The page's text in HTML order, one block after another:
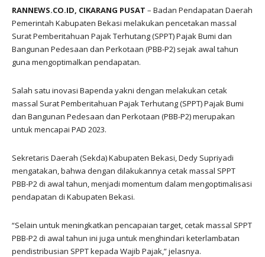
RANNEWS.CO.ID, CIKARANG PUSAT – Badan Pendapatan Daerah
Pemerintah Kabupaten Bekasi melakukan pencetakan massal
Surat Pemberitahuan Pajak Terhutang (SPPT) Pajak Bumi dan
Bangunan Pedesaan dan Perkotaan (PBB-P2) sejak awal tahun
guna mengoptimalkan pendapatan.
Salah satu inovasi Bapenda yakni dengan melakukan cetak
massal Surat Pemberitahuan Pajak Terhutang (SPPT) Pajak Bumi
dan Bangunan Pedesaan dan Perkotaan (PBB-P2) merupakan
untuk mencapai PAD 2023.
Sekretaris Daerah (Sekda) Kabupaten Bekasi, Dedy Supriyadi
mengatakan, bahwa dengan dilakukannya cetak massal SPPT
PBB-P2 di awal tahun, menjadi momentum dalam mengoptimalisasi
pendapatan di Kabupaten Bekasi.
“Selain untuk meningkatkan pencapaian target, cetak massal SPPT
PBB-P2 di awal tahun ini juga untuk menghindari keterlambatan
pendistribusian SPPT kepada Wajib Pajak,” jelasnya.